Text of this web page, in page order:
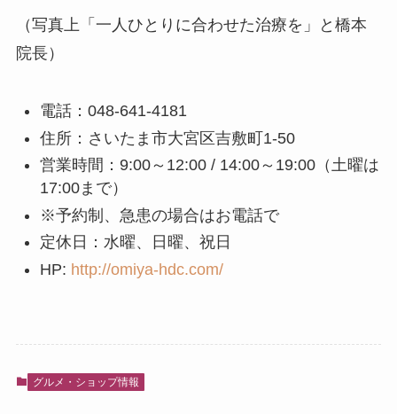
（写真上「一人ひとりに合わせた治療を」と橋本
院長）
電話：048-641-4181
住所：さいたま市大宮区吉敷町1-50
営業時間：9:00～12:00 / 14:00～19:00（土曜は
17:00まで）
※予約制、急患の場合はお電話で
定休日：水曜、日曜、祝日
HP: http://omiya-hdc.com/
グルメ・ショップ情報